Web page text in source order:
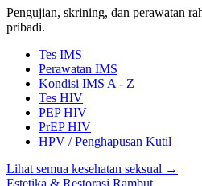
Pengujian, skrining, dan perawatan
pribadi.
Tes IMS
Perawatan IMS
Kondisi IMS A - Z
Tes HIV
PEP HIV
PrEP HIV
HPV / Penghapusan Kutil
Lihat semua kesehatan seksual →
Estetika & Restorasi Rambut